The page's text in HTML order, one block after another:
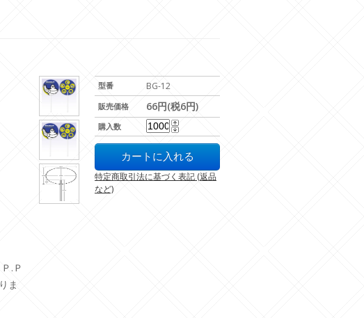
型番 BG-12
販売価格 66円(税6円)
購入数
特定商取引法に基づく表記 (返品
など)
.Ｐ
ま